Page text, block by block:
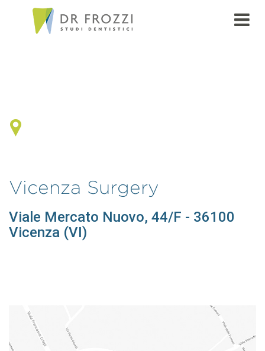
Vicenza Surgery
Viale Mercato Nuovo, 44/F - 36100
Vicenza (VI)